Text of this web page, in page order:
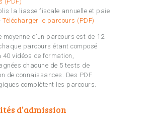
la liasse fiscale annuelle et paie
Télécharger le parcours (PDF)
moyenne d’un parcours est de 12
parcours étant composé
vidéos de formation,
chacune de 5 tests de
de connaissances. Des PDF
complètent les parcours.
d’admission